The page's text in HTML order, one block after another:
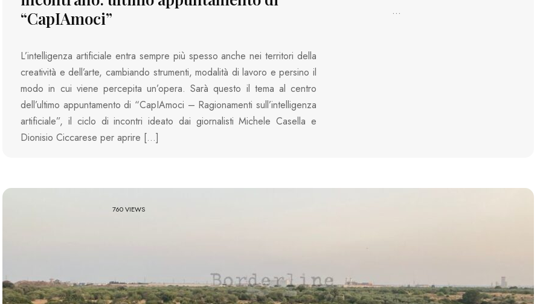
“CapIAmoci”
L’intelligenza artificiale entra sempre più spesso anche nei territori della
creatività e dell’arte, cambiando strumenti, modalità di lavoro e persino il
modo in cui viene percepita un’opera. Sarà questo il tema al centro
dell’ultimo appuntamento di “CapIAmoci – Ragionamenti sull’intelligenza
artificiale”, il ciclo di incontri ideato dai giornalisti Michele Casella e
Dionisio Ciccarese per aprire […]
...
760 VIEWS